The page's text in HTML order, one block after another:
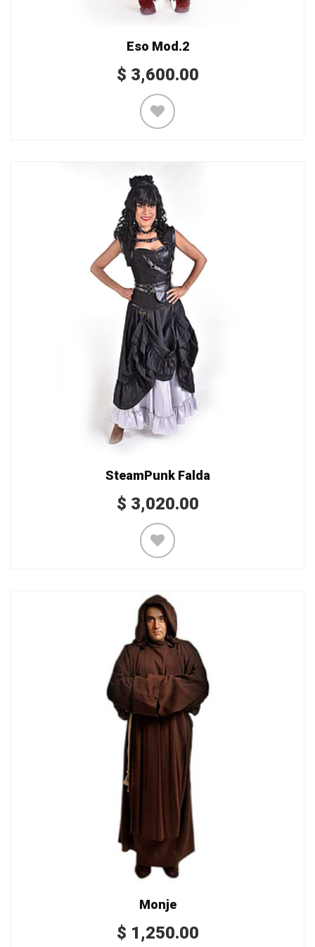
Eso Mod.2
$ 3,600.00
SteamPunk Falda
$ 3,020.00
Monje
$ 1,250.00